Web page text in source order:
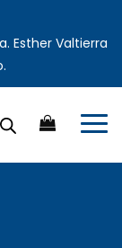
Esther Valtierra